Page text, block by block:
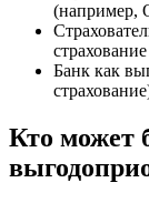
Банк как
Кто может